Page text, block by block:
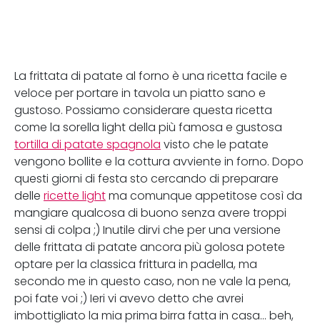
La frittata di patate al forno è una ricetta facile e
veloce per portare in tavola un piatto sano e
gustoso. Possiamo considerare questa ricetta
come la sorella light della più famosa e gustosa
tortilla di patate spagnola visto che le patate
vengono bollite e la cottura avviente in forno. Dopo
questi giorni di festa sto cercando di preparare
delle ricette light ma comunque appetitose così da
mangiare qualcosa di buono senza avere troppi
sensi di colpa ;) Inutile dirvi che per una versione
delle frittata di patate ancora più golosa potete
optare per la classica frittura in padella, ma
secondo me in questo caso, non ne vale la pena,
poi fate voi ;) Ieri vi avevo detto che avrei
imbottigliato la mia prima birra fatta in casa... beh,